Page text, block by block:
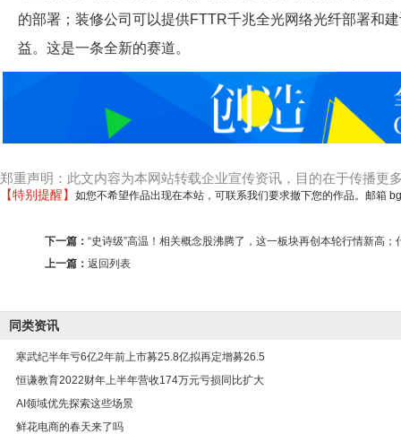
的部署；装修公司可以提供FTTR千兆全光网络光纤部署和
益。这是一条全新的赛道。
郑重声明：此文内容为本网站转载企业宣传资讯，目的在于传播
【特别提醒】 如您不希望作品出现在本站，可联系我们要求撤下您的作品。邮箱
下一篇： “史诗级”高温！相关概念股沸腾了，这一板块再创本轮行情新高；
上一篇： 返回列表
同类资讯
寒武纪半年亏6亿2年前上市募25.8亿拟再定增募26.5
恒谦教育2022财年上半年营收174万元亏损同比扩大
AI领域优先探索这些场景
鲜花电商的春天来了吗